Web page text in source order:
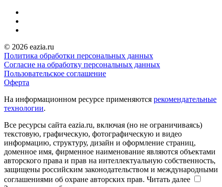
© 2026 eazia.ru
Политика обработки персональных данных
Согласие на обработку персональных данных
Пользовательское соглашение
Оферта
На информационном ресурсе применяются рекомендательные
технологии.
Все ресурсы сайта eazia.ru, включая (но не ограничиваясь)
текстовую, графическую, фотографическую и видео
информацию, структуру, дизайн и оформление страниц,
доменное имя, фирменное наименование являются объектами
авторского права и прав на интеллектуальную собственность,
защищены российским законодательством и международными
соглашениями об охране авторских прав. Читать далее